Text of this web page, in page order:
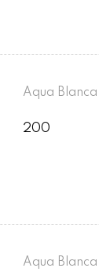
Aqua
200
Aqua